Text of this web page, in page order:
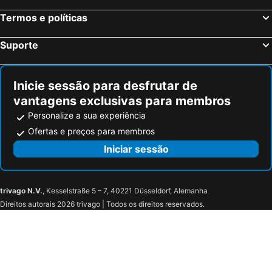
Termos e políticas
Suporte
Inicie sessão para desfrutar de
vantagens exclusivas para membros
Personalize a sua experiência
Ofertas e preços para membros
Iniciar sessão
trivago N.V., Kesselstraße 5 – 7, 40221 Düsseldorf, Alemanha
Direitos autorais 2026 trivago | Todos os direitos reservados.